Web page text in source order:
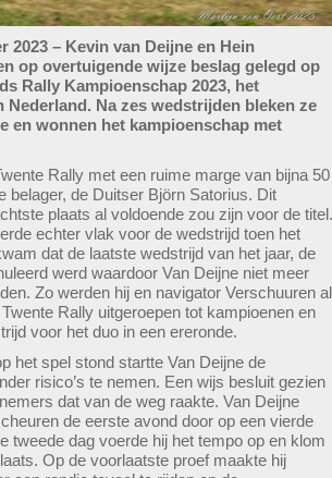
2023 – Kevin van Deijne en Hein
op overtuigende wijze beslag gelegd op
Rally Kampioenschap 2023, het
Nederland. Na zes wedstrijden bleken ze
en wonnen het kampioenschap met
Rally met een ruime marge van bijna 50
belager, de Duitser Björn Satorius. Dit
plaats al voldoende zou zijn voor de titel.
echter vlak voor de wedstrijd toen het
dat de laatste wedstrijd van het jaar, de
werd waardoor Van Deijne niet meer
Zo werden hij en navigator Verschuuren al
Rally uitgeroepen tot kampioenen en
voor het duo in een ereronde.
het spel stond startte Van Deijne de
risico’s te nemen. Een wijs besluit gezien
dat van de weg raakte. Van Deijne
de eerste avond door op een vierde
tweede dag voerde hij het tempo op en klom
Op de voorlaatste proef maakte hij